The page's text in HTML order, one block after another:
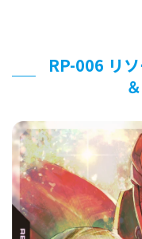
RP-006 リ